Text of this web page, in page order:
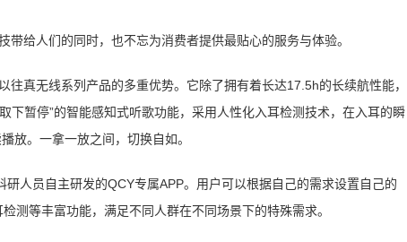
给人们的同时，也不忘为消费者提供最贴心的服务与体验。
真无线系列产品的多重优势。它除了拥有着长达17.5h的长续航性能，
下暂停”的智能感知式听歌功能，采用人性化入耳检测技术，在入耳的瞬
放。一拿一放之间，切换自如。
人员自主研发的QCY专属APP。用户可以根据自己的需求设置自己的
测等丰富功能，满足不同人群在不同场景下的特殊需求。